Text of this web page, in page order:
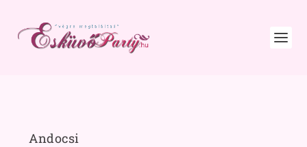
Andocsi